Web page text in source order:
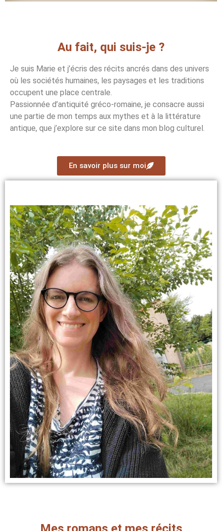
Au fait, qui suis-je ?
Je suis Marie et j’écris des récits ancrés dans des univers
où les sociétés humaines, les paysages et les traditions
occupent une place centrale.
Passionnée d’antiquité gréco-romaine, je consacre aussi
une partie de mon temps aux mythes et à la littérature
antique, que j’explore sur ce site dans mon blog culturel.
En savoir plus sur moi